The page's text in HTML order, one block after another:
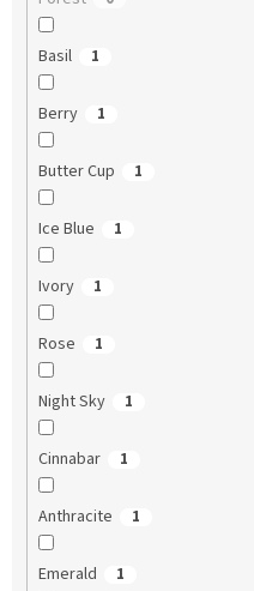
Basil 1
Berry 1
Butter Cup 1
Ice Blue 1
Ivory 1
Rose 1
Night Sky 1
Cinnabar 1
Anthracite 1
Emerald 1